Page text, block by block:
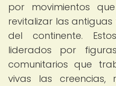
por movimientos
revitalizar las
del continente.
liderados por
comunitarios que
vivas las creencias,